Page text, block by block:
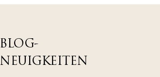
BLOG-
NEUIGKEITEN